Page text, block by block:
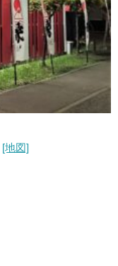
[地図]